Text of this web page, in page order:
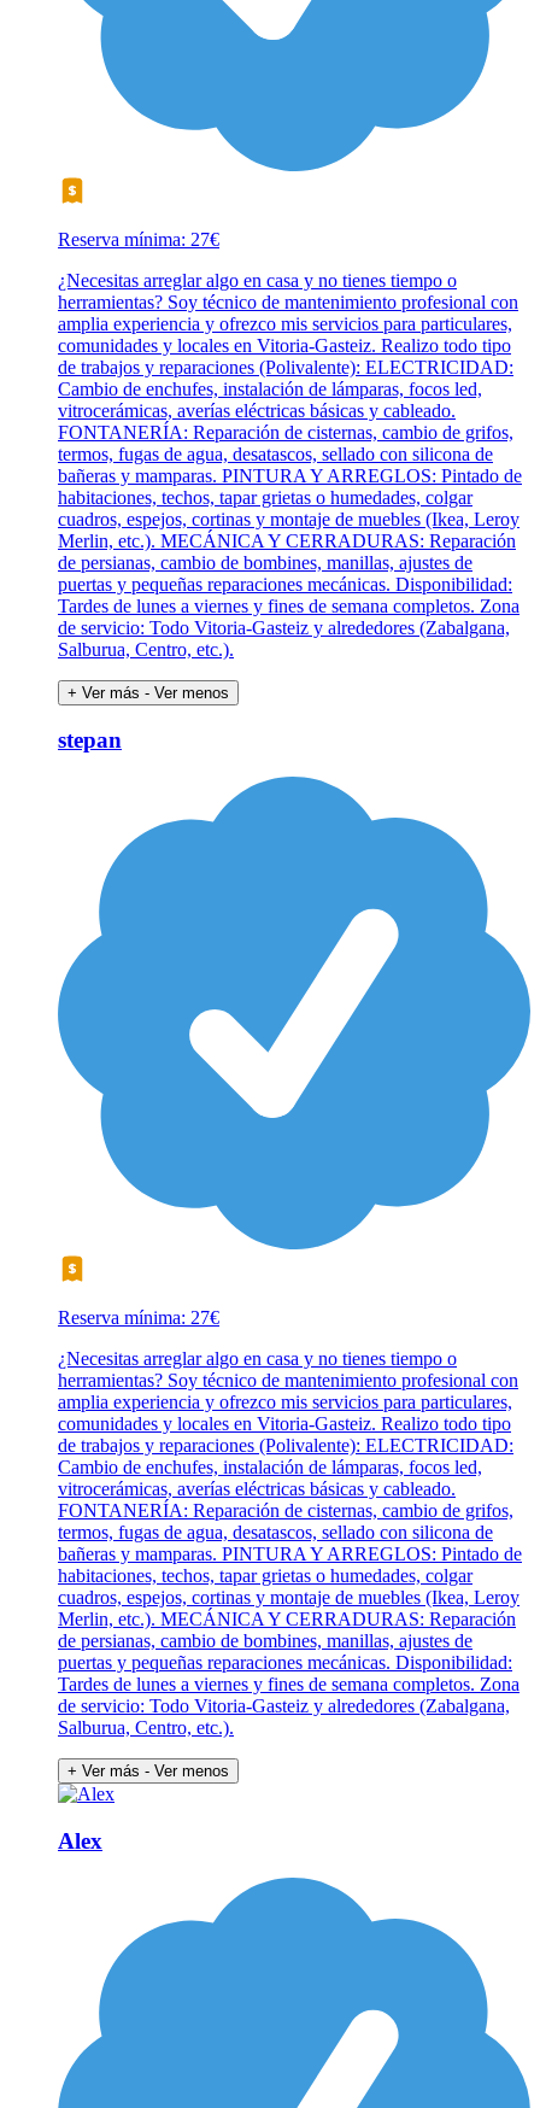
Reserva mínima: 27€
¿Necesitas arreglar algo en casa y no tienes tiempo o
herramientas? Soy técnico de mantenimiento profesional con
amplia experiencia y ofrezco mis servicios para particulares,
comunidades y locales en Vitoria-Gasteiz. Realizo todo tipo
de trabajos y reparaciones (Polivalente): ELECTRICIDAD:
Cambio de enchufes, instalación de lámparas, focos led,
vitrocerámicas, averías eléctricas básicas y cableado.
FONTANERÍA: Reparación de cisternas, cambio de grifos,
termos, fugas de agua, desatascos, sellado con silicona de
bañeras y mamparas. PINTURA Y ARREGLOS: Pintado de
habitaciones, techos, tapar grietas o humedades, colgar
cuadros, espejos, cortinas y montaje de muebles (Ikea, Leroy
Merlin, etc.). MECÁNICA Y CERRADURAS: Reparación
de persianas, cambio de bombines, manillas, ajustes de
puertas y pequeñas reparaciones mecánicas. Disponibilidad:
Tardes de lunes a viernes y fines de semana completos. Zona
de servicio: Todo Vitoria-Gasteiz y alrededores (Zabalgana,
Salburua, Centro, etc.).
+ Ver más - Ver menos
stepan
Reserva mínima: 27€
¿Necesitas arreglar algo en casa y no tienes tiempo o
herramientas? Soy técnico de mantenimiento profesional con
amplia experiencia y ofrezco mis servicios para particulares,
comunidades y locales en Vitoria-Gasteiz. Realizo todo tipo
de trabajos y reparaciones (Polivalente): ELECTRICIDAD:
Cambio de enchufes, instalación de lámparas, focos led,
vitrocerámicas, averías eléctricas básicas y cableado.
FONTANERÍA: Reparación de cisternas, cambio de grifos,
termos, fugas de agua, desatascos, sellado con silicona de
bañeras y mamparas. PINTURA Y ARREGLOS: Pintado de
habitaciones, techos, tapar grietas o humedades, colgar
cuadros, espejos, cortinas y montaje de muebles (Ikea, Leroy
Merlin, etc.). MECÁNICA Y CERRADURAS: Reparación
de persianas, cambio de bombines, manillas, ajustes de
puertas y pequeñas reparaciones mecánicas. Disponibilidad:
Tardes de lunes a viernes y fines de semana completos. Zona
de servicio: Todo Vitoria-Gasteiz y alrededores (Zabalgana,
Salburua, Centro, etc.).
+ Ver más - Ver menos
Alex